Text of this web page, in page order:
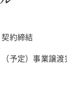
約締結
予定）事業譲渡